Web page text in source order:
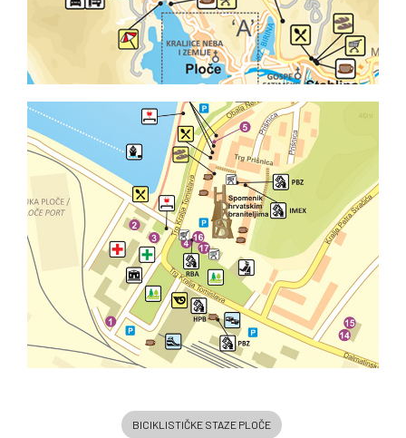
BICIKLISTIČKE STAZE PLOČE